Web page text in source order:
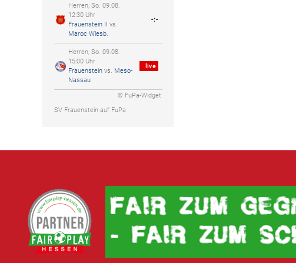
Herren, So. 09.08.
12:30 Uhr
Frauenstein II
vs.
Maroc Wiesb.
-:-
Herren, So. 09.08.
15:00 Uhr
Frauenstein vs. Meso-
Nassau
live
© FuPa-Widget
SV Frauenstein auf FuPa